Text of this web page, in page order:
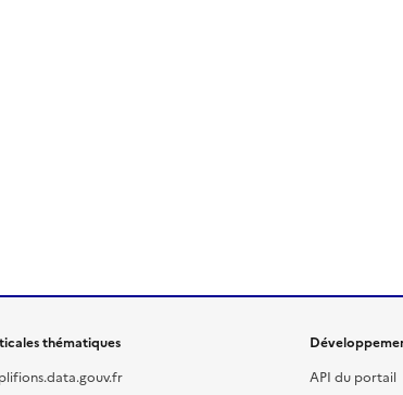
thématiques
API du portail